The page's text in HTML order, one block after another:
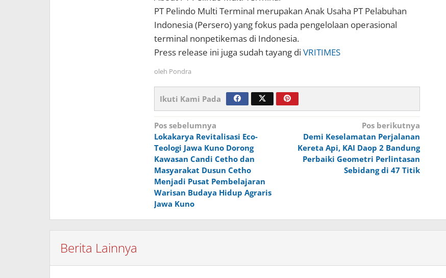
PT Pelindo Multi Terminal merupakan Anak Usaha PT Pelabuhan
Indonesia (Persero) yang fokus pada pengelolaan operasional
terminal nonpetikemas di Indonesia.
Press release ini juga sudah tayang di VRITIMES
oleh Pondra
Ikuti Kami Pada
Navigasi
pos
Pos sebelumnya
Lokakarya Revitalisasi Eco-
Teologi Jawa Kuno Dorong
Kawasan Candi Cetho dan
Masyarakat Dusun Cetho
Menjadi Pusat Pembelajaran
Warisan Budaya Hidup Agraris
Jawa Kuno
Pos berikutnya
Demi Keselamatan Perjalanan
Kereta Api, KAI Daop 2 Bandung
Perbaiki Geometri Perlintasan
Sebidang di 47 Titik
Berita Lainnya